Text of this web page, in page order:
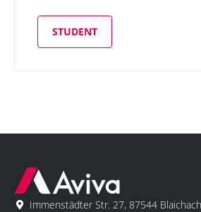
STUDENT
Immenstädter Str. 27, 87544 Blaichach